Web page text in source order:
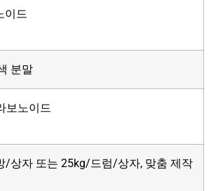
이드
분말
보노이드
/상자 또는 25kg/드럼/상자, 맞춤 제작